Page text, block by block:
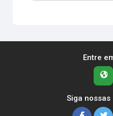
Entre
Siga